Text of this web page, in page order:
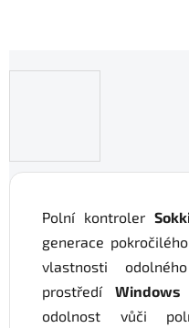
Polní kontroler
generace
vlastnosti
prostředí
odolnost vůči